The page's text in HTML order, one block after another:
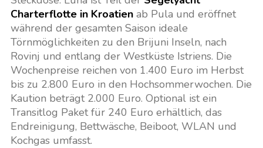
Charterflotte in Kroatienab Pula und eröffnet
während der gesamten Saison ideale
Törnmöglichkeiten zu den Brijuni Inseln, nach
Rovinj und entlang der Westküste Istriens. Die
Wochenpreise reichen von 1.400 Euro im Herbst
bis zu 2.800 Euro in den Hochsommerwochen. Die
Kaution beträgt 2.000 Euro. Optional ist ein
Transitlog Paket für 240 Euro erhältlich, das
Endreinigung, Bettwäsche, Beiboot, WLAN und
Kochgas umfasst.